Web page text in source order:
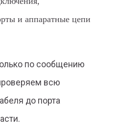
и аппаратные цепи
по сообщению
всю
до порта